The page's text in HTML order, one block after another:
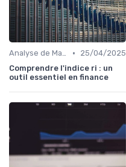
Analyse de Marché et Prévisions •
25/04/2025
Comprendre l'indice ri : un
outil essentiel en finance